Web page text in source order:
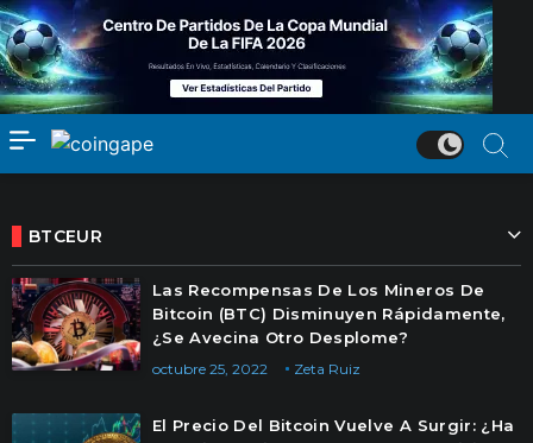
BTCEUR
Las Recompensas De Los Mineros De
Bitcoin (BTC) Disminuyen Rápidamente,
¿Se Avecina Otro Desplome?
Zeta Ruiz
octubre 25, 2022
El Precio Del Bitcoin Vuelve A Surgir: ¿Ha